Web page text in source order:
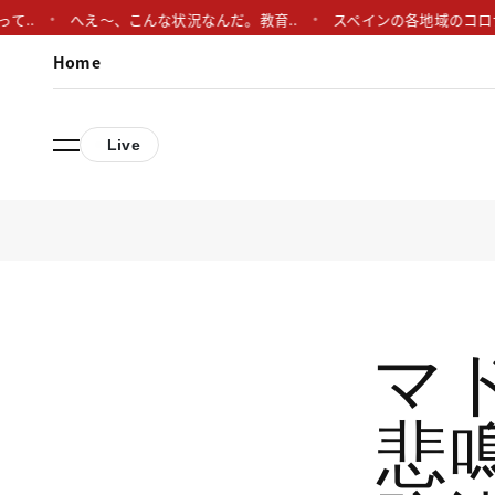
へえ〜、こんな状況なんだ。教育.. スペインの各地域のコロナ対策
Home
Live
マ
悲